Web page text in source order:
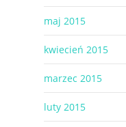
maj 2015
kwiecień 2015
marzec 2015
luty 2015